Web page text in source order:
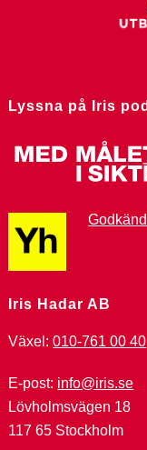
Lyssna på Iris
Iris Hadar AB
Växel:010-761 00 40
E-post: info@iris.se
Lövholmsvägen 18
117 65 Stockholm